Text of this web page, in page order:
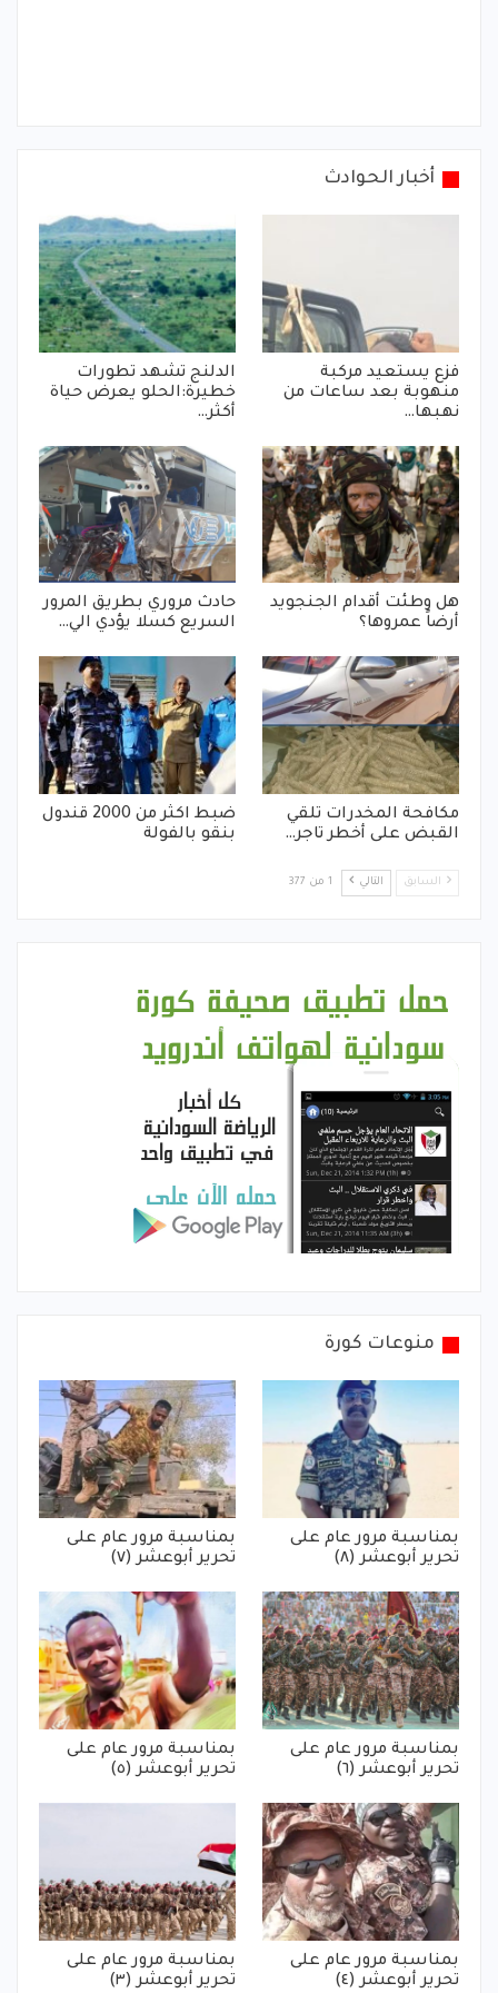
أخبار الحوادث
فزع يستعيد مركبة
منهوبة بعد ساعات من
نهبها…
الدلنج تشهد تطورات
خطيرة:الحلو يعرض حياة
أكثر…
هل وطئت أقدام الجنجويد
أرضاً عمروها؟
حادث مروري بطريق المرور
السريع كسلا يؤدي الي…
مكافحة المخدرات تلقي
القبض على أخطر تاجر…
ضبط اكثر من 2000 قندول
بنقو بالفولة
السابق التالي 1 من 377
منوعات كورة
بمناسبة مرور عام على
تحرير أبوعشر (٨)
بمناسبة مرور عام على
تحرير أبوعشر (٧)
بمناسبة مرور عام على
تحرير أبوعشر (٦)
بمناسبة مرور عام على
تحرير أبوعشر (٥)
بمناسبة مرور عام على
تحرير أبوعشر (٤)
بمناسبة مرور عام على
تحرير أبوعشر (٣)